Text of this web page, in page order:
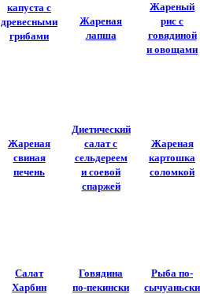
капуста с
древесными
грибами
Жареная
лапша
Жареный
рис с
говядиной
и овощами
Жареная
свиная
печень
Диетический
салат с
сельдереем
и соевой
спаржей
Жареная
картошка
соломкой
Салат
Харбин
Говядина
по-пекински
Рыба по-
сычуаньски